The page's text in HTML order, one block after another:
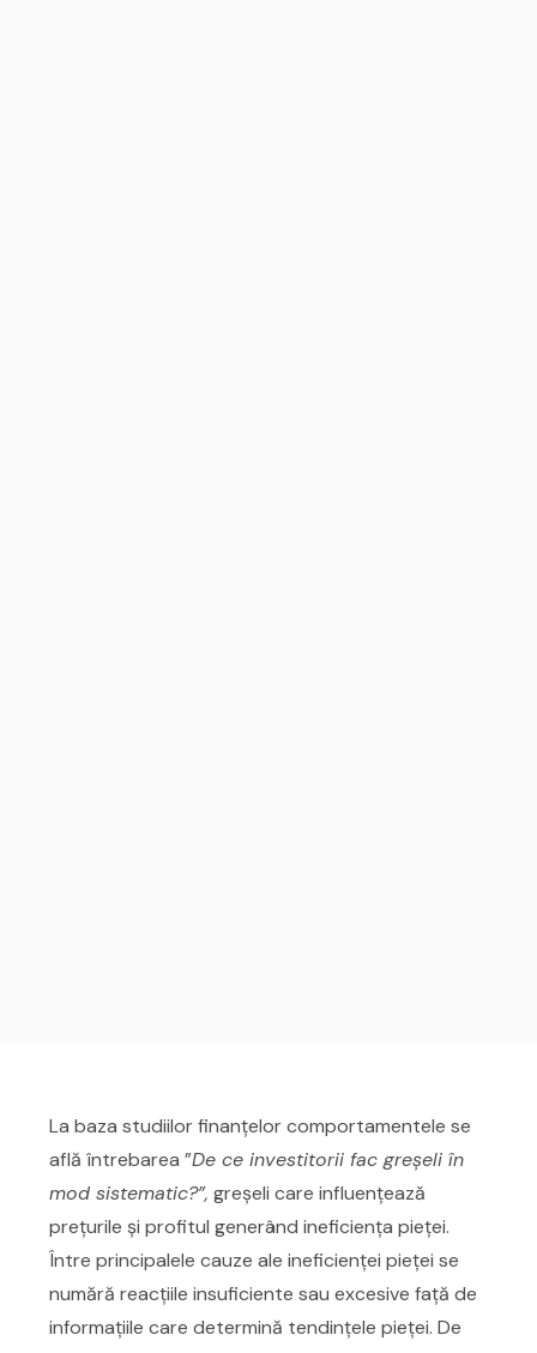
La baza studiilor finanțelor comportamentele se
află întrebarea ”De ce investitorii fac greșeli în
mod sistematic?”, greșeli care influenţează
prețurile și profitul generând ineficiența pieței.
Între principalele cauze ale ineficienței pieței se
numără reacțiile insuficiente sau excesive față de
informațiile care determină tendințele pieței. De